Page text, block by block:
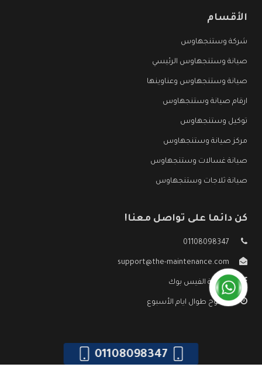
الأقسام
شركة وستنجهاوس
صيانة وستنجهاوس الرئيسي
صيانة وستنجهاوس وعناوينها
ارقام صيانة وستنجهاوس
توكيل وستنجهاوس
مركز صيانة وستنجهاوس
صيانة غسالات وستنجهاوس
صيانة ثلاجات وستنجهاوس
كن دائما على تواصل معنا!
01108098347
support@the-maintenance.com
صفحة الفيس بوك
مفتوح طوال ايام الأسبوع
01108098347